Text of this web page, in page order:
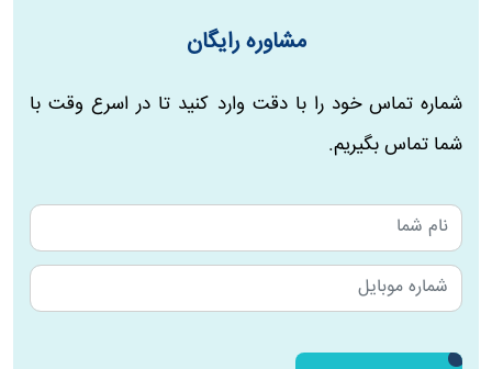
مشاوره رایگان
شماره تماس خود را با دقت وارد کنید تا در اسرع وقت با
شما تماس بگیریم.